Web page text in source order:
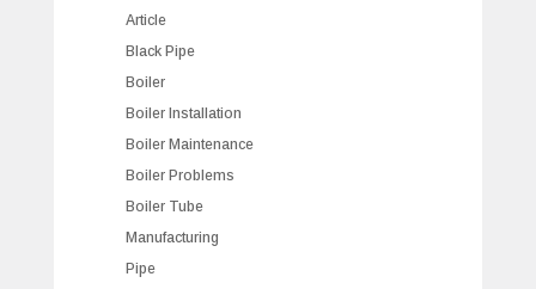
Article
Black Pipe
Boiler
Boiler Installation
Boiler Maintenance
Boiler Problems
Boiler Tube
Manufacturing
Pipe